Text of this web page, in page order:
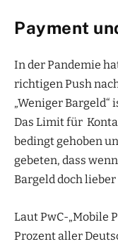
Payment
In der Pandemie
richtigen Push
„Weniger
Das Limit für
bedingt gehoben
gebeten, dass
Bargeld doch
Laut PwC-„Mobile
Prozent aller